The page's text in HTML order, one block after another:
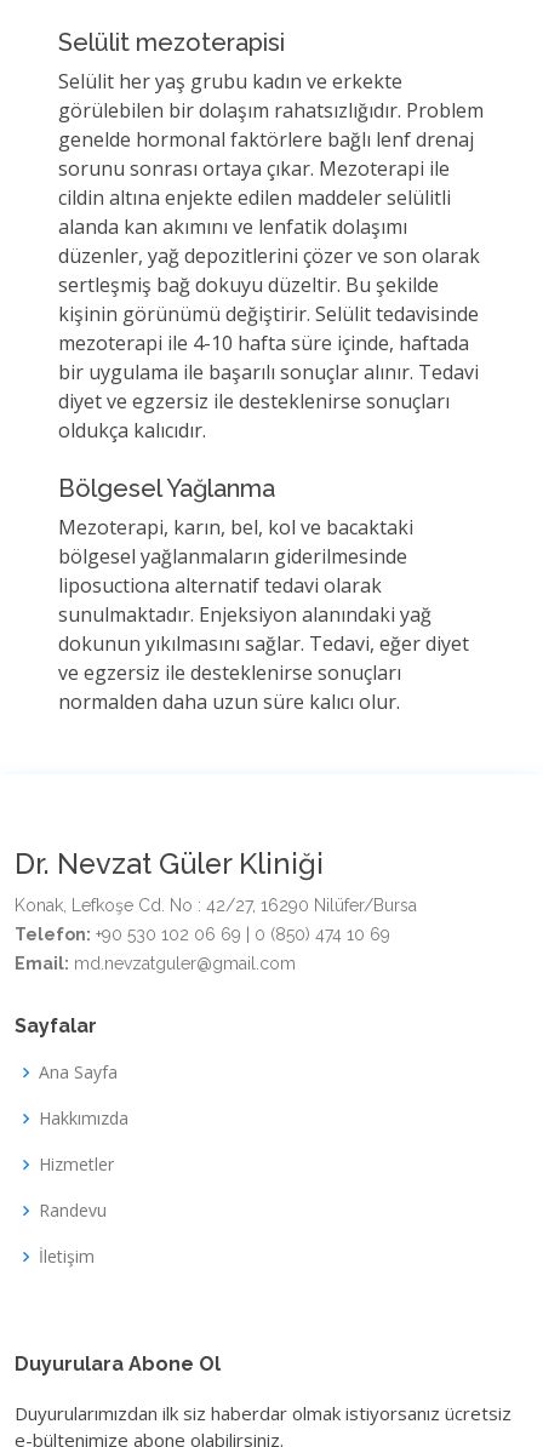
Selülit mezoterapisi
Selülit her yaş grubu kadın ve erkekte
görülebilen bir dolaşım rahatsızlığıdır. Problem
genelde hormonal faktörlere bağlı lenf drenaj
sorunu sonrası ortaya çıkar. Mezoterapi ile
cildin altına enjekte edilen maddeler selülitli
alanda kan akımını ve lenfatik dolaşımı
düzenler, yağ depozitlerini çözer ve son olarak
sertleşmiş bağ dokuyu düzeltir. Bu şekilde
kişinin görünümü değiştirir. Selülit tedavisinde
mezoterapi ile 4-10 hafta süre içinde, haftada
bir uygulama ile başarılı sonuçlar alınır. Tedavi
diyet ve egzersiz ile desteklenirse sonuçları
oldukça kalıcıdır.
Bölgesel Yağlanma
Mezoterapi, karın, bel, kol ve bacaktaki
bölgesel yağlanmaların giderilmesinde
liposuctiona alternatif tedavi olarak
sunulmaktadır. Enjeksiyon alanındaki yağ
dokunun yıkılmasını sağlar. Tedavi, eğer diyet
ve egzersiz ile desteklenirse sonuçları
normalden daha uzun süre kalıcı olur.
Dr. Nevzat Güler Kliniği
Konak, Lefkoşe Cd. No : 42/27, 16290 Nilüfer/Bursa
Telefon: +90 530 102 06 69 | 0 (850) 474 10 69
Email: md.nevzatguler@gmail.com
Sayfalar
Ana Sayfa
Hakkımızda
Hizmetler
Randevu
İletişim
Duyurulara Abone Ol
Duyurularımızdan ilk siz haberdar olmak istiyorsanız ücretsiz
e-bültenimize abone olabilirsiniz.